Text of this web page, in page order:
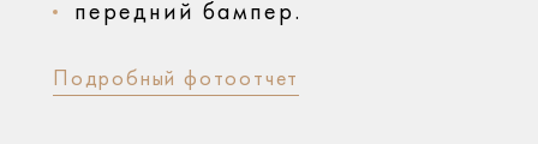
передний бампер.
Подробный фотоотчет